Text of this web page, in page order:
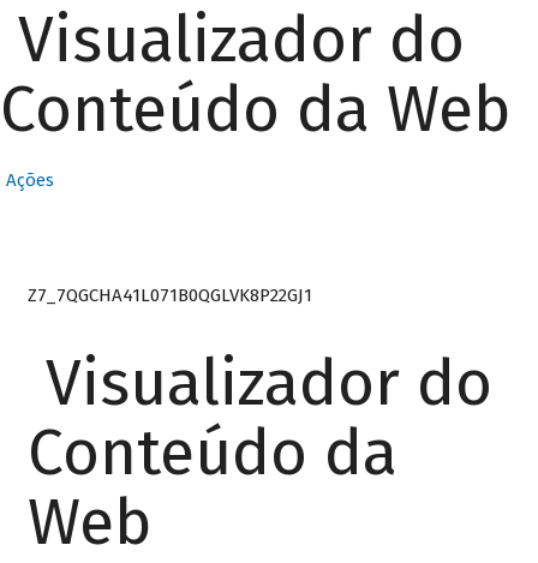
Visualizador do
Conteúdo da Web
Ações
Z7_7QGCHA41L071B0QGLVK8P22GJ1
Visualizador do
Conteúdo da
Web